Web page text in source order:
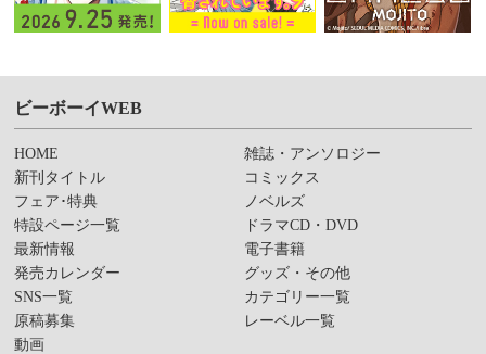
ビーボーイWEB
HOME
新刊タイトル
フェア･特典
特設ページ一覧
最新情報
発売カレンダー
SNS一覧
原稿募集
動画
雑誌・アンソロジー
コミックス
ノベルズ
ドラマCD・DVD
電子書籍
グッズ・その他
カテゴリー一覧
レーベル一覧